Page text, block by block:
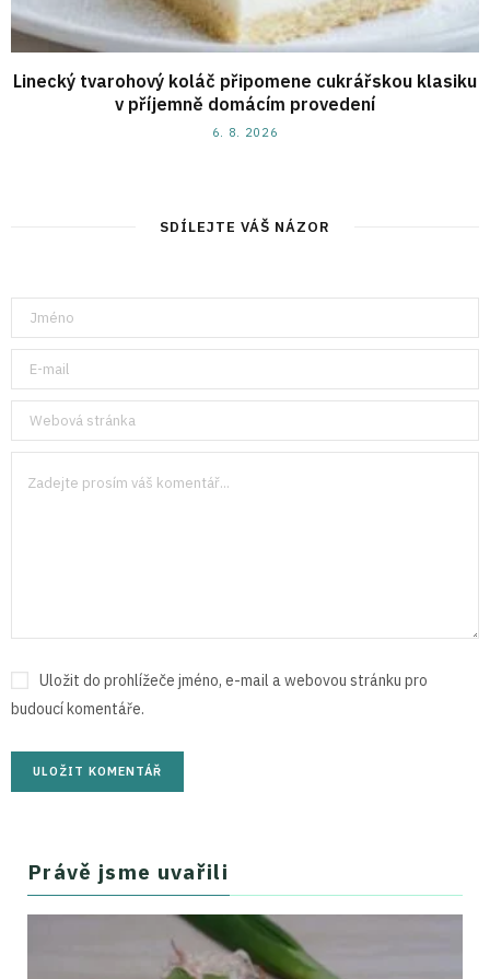
Linecký tvarohový koláč připomene cukrářskou klasiku
v příjemně domácím provedení
6. 8. 2026
SDÍLEJTE VÁŠ NÁZOR
Uložit do prohlížeče jméno, e-mail a webovou stránku pro
budoucí komentáře.
Právě jsme uvařili